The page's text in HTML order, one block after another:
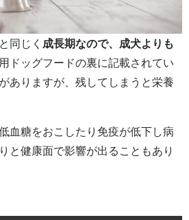
同じく 成長期なので、成犬よりも
ドッグフードの裏に記載されてい
ありますが、残してしまうと栄養
血糖をおこしたり免疫が低下し病
と健康面で影響が出ることもあり